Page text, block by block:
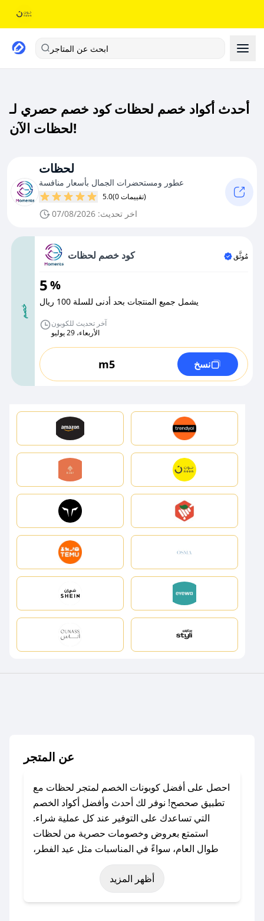
ابحث عن المتاجر
أحدث أكواد خصم لحظات كود خصم حصري لـ
لحظات الآن!
لحظات
عطور ومستحضرات الجمال بأسعار منافسة
5.0 (0 تقييمات)
اخر تحديث: 07/08/2026
خصم
كود خصم لحظات مُوثَّق
5%
يشمل جميع المنتجات بحد أدنى للسلة 100 ريال
آخر تحديث للكوبون
الأربعاء، 29 يوليو
m5 نسخ
عن المتجر
احصل على أفضل كوبونات الخصم لمتجر لحظات مع
تطبيق صحصح! نوفر لك أحدث وأفضل أكواد الخصم
التي تساعدك على التوفير عند كل عملية شراء.
استمتع بعروض وخصومات حصرية من لحظات
طوال العام، سواءً في المناسبات مثل عيد الفطر،
عيد الأضحى، الجمعة البيضاء (شهر نوفمبر)، رمضان،
اليوم الوطني، يوم التأسيس، أو حتى عروض خاصة
أظهر المزيد